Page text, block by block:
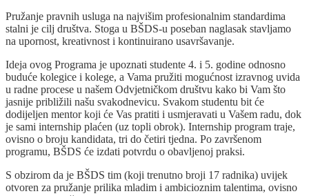
Pružanje pravnih usluga na najvišim profesionalnim standardima
stalni je cilj društva. Stoga u BŠDS-u poseban naglasak stavljamo
na upornost, kreativnost i kontinuirano usavršavanje.
Ideja ovog Programa je upoznati studente 4. i 5. godine odnosno
buduće kolegice i kolege, a Vama pružiti mogućnost izravnog uvida
u radne procese u našem Odvjetničkom društvu kako bi Vam što
jasnije približili našu svakodnevicu. Svakom studentu bit će
dodijeljen mentor koji će Vas pratiti i usmjeravati u Vašem radu, dok
je sami internship plaćen (uz topli obrok). Internship program traje,
ovisno o broju kandidata, tri do četiri tjedna. Po završenom
programu, BŠDS će izdati potvrdu o obavljenoj praksi.
S obzirom da je BŠDS tim (koji trenutno broji 17 radnika) uvijek
otvoren za pružanje prilika mladim i ambicioznim talentima, ovisno